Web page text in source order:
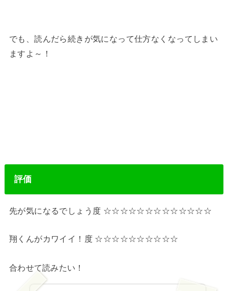
でも、読んだら続きが気になって仕方なくなってしまい
ますよ～！
評価
先が気になるでしょう度 ☆☆☆☆☆☆☆☆☆☆☆☆☆
翔くんがカワイイ！度 ☆☆☆☆☆☆☆☆☆☆
合わせて読みたい！